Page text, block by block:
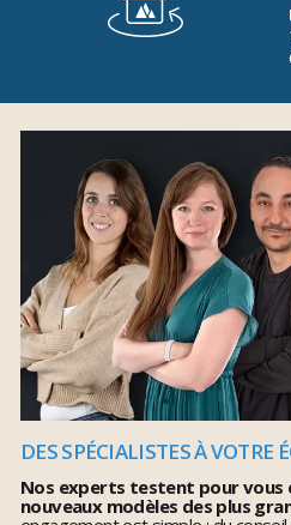
DES SPÉCIALISTES À VOTRE
Nos experts testent pour vous
nouveaux modèles des plus